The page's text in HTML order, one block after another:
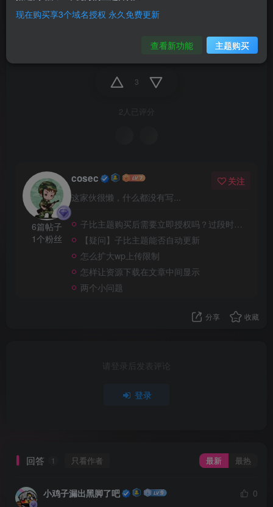
3
2人已评分
6篇帖子
1个粉丝
cosec
这家伙很懒，什么都没有写...
关注
子比主题购买后需要立即授权吗？过段时间再授权可以吗？
【疑问】子比主题能否自动更新
怎么扩大wp上传限制
怎样让资源下载在文章中间显示
两个小问题
分享 收藏
请登录后发表评论
登录
回答 1 只看作者 最新 最热
小鸡子漏出黑脚了吧
0
现在购买享3个域名授权 永久免费更新
查看新功能 主题购买